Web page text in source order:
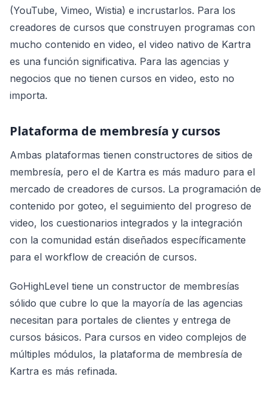
(YouTube, Vimeo, Wistia) e incrustarlos. Para los
creadores de cursos que construyen programas con
mucho contenido en video, el video nativo de Kartra
es una función significativa. Para las agencias y
negocios que no tienen cursos en video, esto no
importa.
Plataforma de membresía y cursos
Ambas plataformas tienen constructores de sitios de
membresía, pero el de Kartra es más maduro para el
mercado de creadores de cursos. La programación de
contenido por goteo, el seguimiento del progreso de
video, los cuestionarios integrados y la integración
con la comunidad están diseñados específicamente
para el workflow de creación de cursos.
GoHighLevel tiene un constructor de membresías
sólido que cubre lo que la mayoría de las agencias
necesitan para portales de clientes y entrega de
cursos básicos. Para cursos en video complejos de
múltiples módulos, la plataforma de membresía de
Kartra es más refinada.